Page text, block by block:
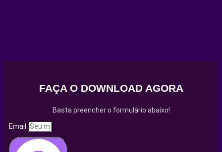
FAÇA O DOWNLOAD AGORA
Basta preencher o formulário abaixo!
Email